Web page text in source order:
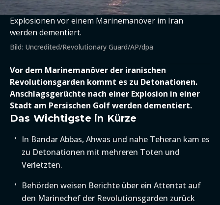
Explosionen vor einem Marinemanöver im Iran
werden dementiert.
Bild: Uncredited/Revolutionary Guard/AP/dpa
Vor dem Marinemanöver der iranischen
Revolutionsgarden kommt es zu Detonationen.
Anschlagsgerüchte nach einer Explosion in einer
Stadt am Persischen Golf werden dementiert.
Das Wichtigste in Kürze
In Bandar Abbas, Ahwas und nahe Teheran kam es
zu Detonationen mit mehreren Toten und
Verletzten.
Behörden weisen Berichte über ein Attentat auf
den Marinechef der Revolutionsgarden zurück